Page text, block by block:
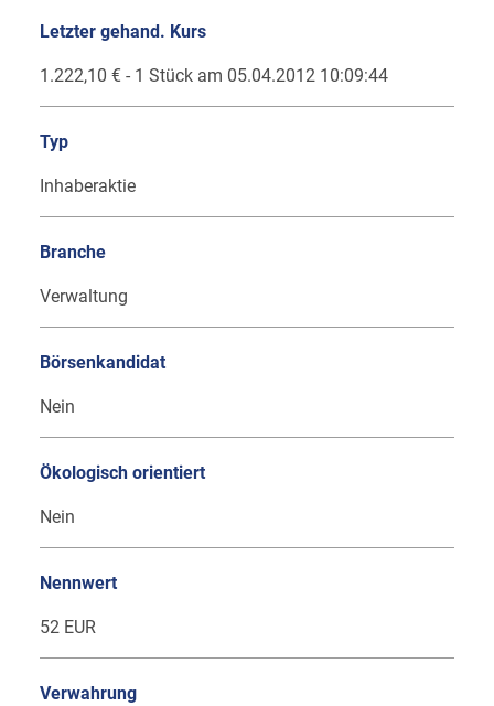
Letzter gehand. Kurs
1.222,10 € - 1 Stück am 05.04.2012 10:09:44
Typ
Inhaberaktie
Branche
Verwaltung
Börsenkandidat
Nein
Ökologisch orientiert
Nein
Nennwert
52 EUR
Verwahrung